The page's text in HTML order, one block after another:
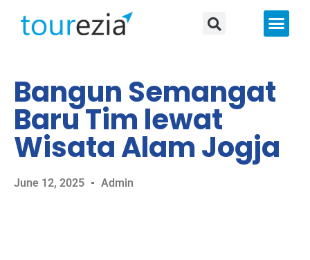
Bangun Semangat
Baru Tim lewat
Wisata Alam Jogja
June 12, 2025 Admin